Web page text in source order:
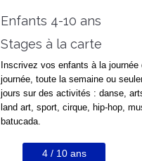
Enfants 4-10 ans
Stages à la carte
Inscrivez vos enfants à la journée
journée, toute la semaine ou
jours sur des activités : danse,
land art, sport, cirque, hip-hop,
batucada.
4 / 10 ans